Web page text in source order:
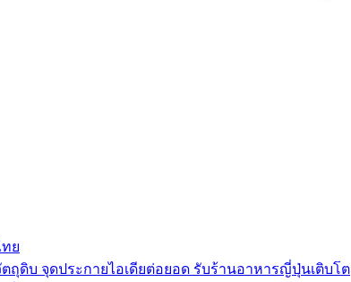
ทย
ดิบ จุดประกายไอเดียต่อยอด รับร้านอาหารญี่ปุ่นเติบโต